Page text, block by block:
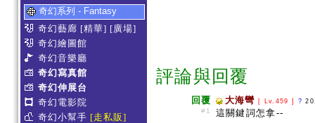
奇幻系列 - Fantasy
奇幻藝廊 [精華] [廣場]
奇幻繪圖館
奇幻音樂廳
奇幻寫真館
奇幻伸展台
奇幻電影院
奇幻小幫手 [走私販]
評論與回覆
回覆
#1
大海彎 [ Lv.459 ] ?
這關鍵詞怎拿--